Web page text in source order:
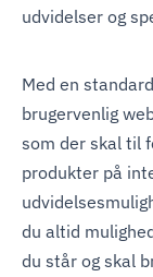
udvidelser og
Med en
brugervenlig
som der skal til
produkter på
du altid
du står og skal